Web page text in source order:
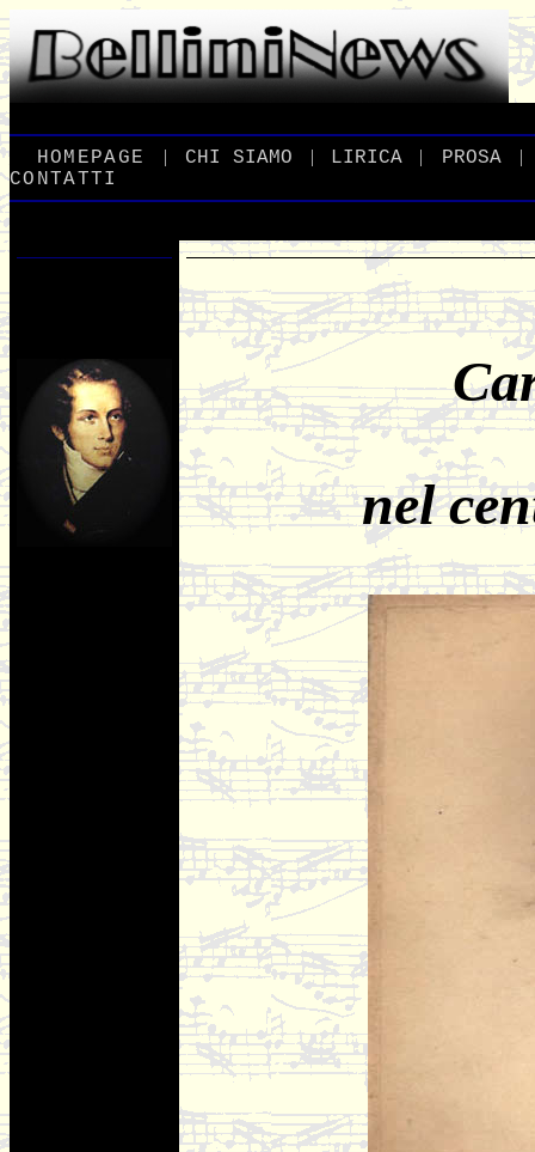
HOMEPAGE | CHI _SIAMO | LIRICA | PROSA_ |
CONTATTI
nel